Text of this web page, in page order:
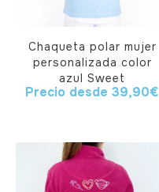
Chaqueta polar mujer
personalizada color
azul Sweet
Precio desde 39,90€